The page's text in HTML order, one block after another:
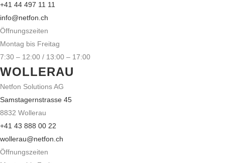
+41 44 497 11 11
info@netfon.ch
Öffnungszeiten
Montag bis Freitag
7:30 – 12:00 / 13:00 – 17:00
WOLLERAU
Netfon Solutions AG
Samstagernstrasse 45
8832 Wollerau
+41 43 888 00 22
wollerau@netfon.ch
Öffnungszeiten